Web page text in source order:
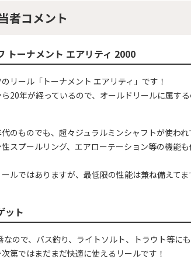
者コメント
トーナメント エアリティ 2000
リール「トーナメント エアリティ」です！
ら20年が経っているので、オールドリールに属す
のものでも、超々ジュラルミンシャフトが使われ
スプールリング、エアローテーション等の機能
ルではありますが、最低限の性能は兼ね備えてま
ット
なので、バス釣り、ライトソルト、トラウト等にも
次第ではまだまだ快適に使えるリールです！